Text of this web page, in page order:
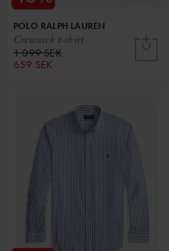
Crewneck t-shirt
POLO RALPH LAUREN
1 099 SEK
659 SEK